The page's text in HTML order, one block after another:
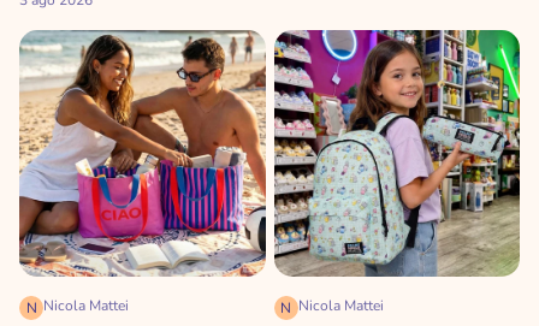
N Nicola Mattei N Nicola Mattei